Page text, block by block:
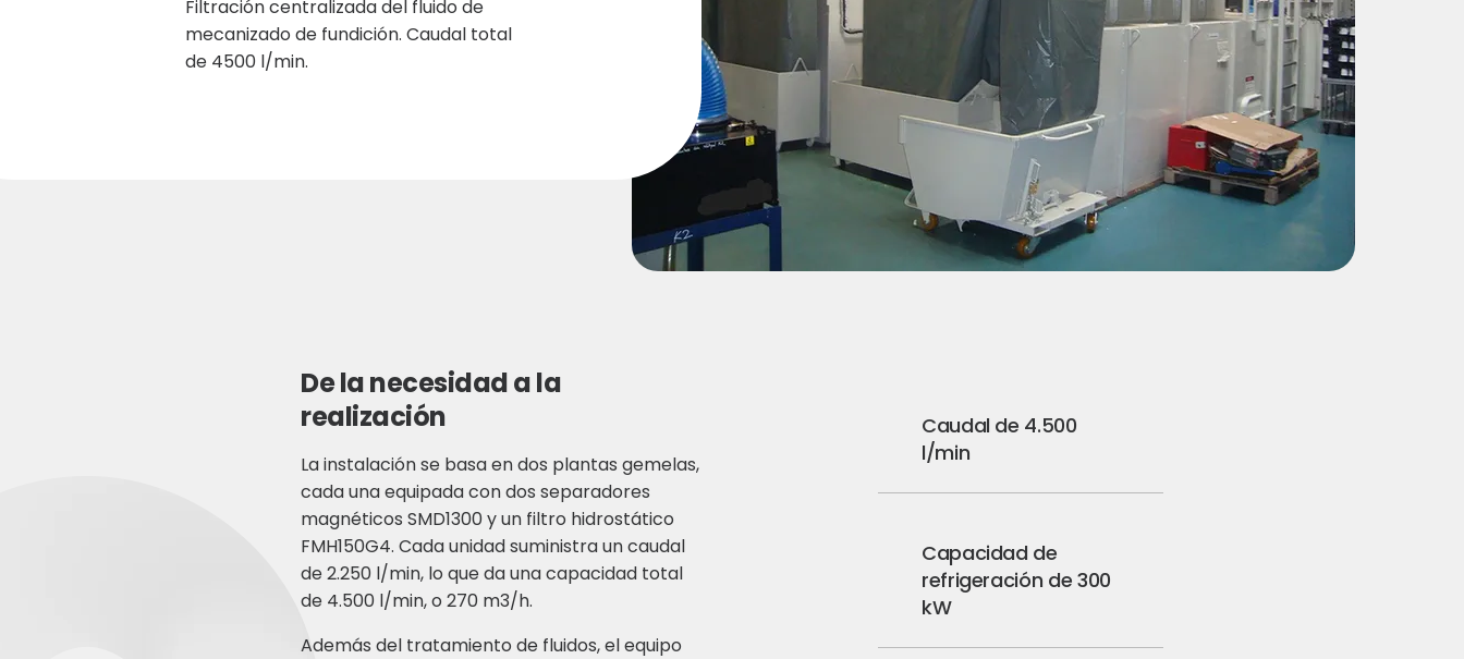
Filtración centralizada del fluido de
mecanizado de fundición. Caudal total
de 4500 l/min.
De la necesidad a la
realización
La instalación se basa en dos plantas gemelas,
cada una equipada con dos separadores
magnéticos SMD1300 y un filtro hidrostático
FMH150G4. Cada unidad suministra un caudal
de 2.250 l/min, lo que da una capacidad total
de 4.500 l/min, o 270 m3/h.
Además del tratamiento de fluidos, el equipo
Caudal de 4.500
l/min
Capacidad de
refrigeración de 300
kW